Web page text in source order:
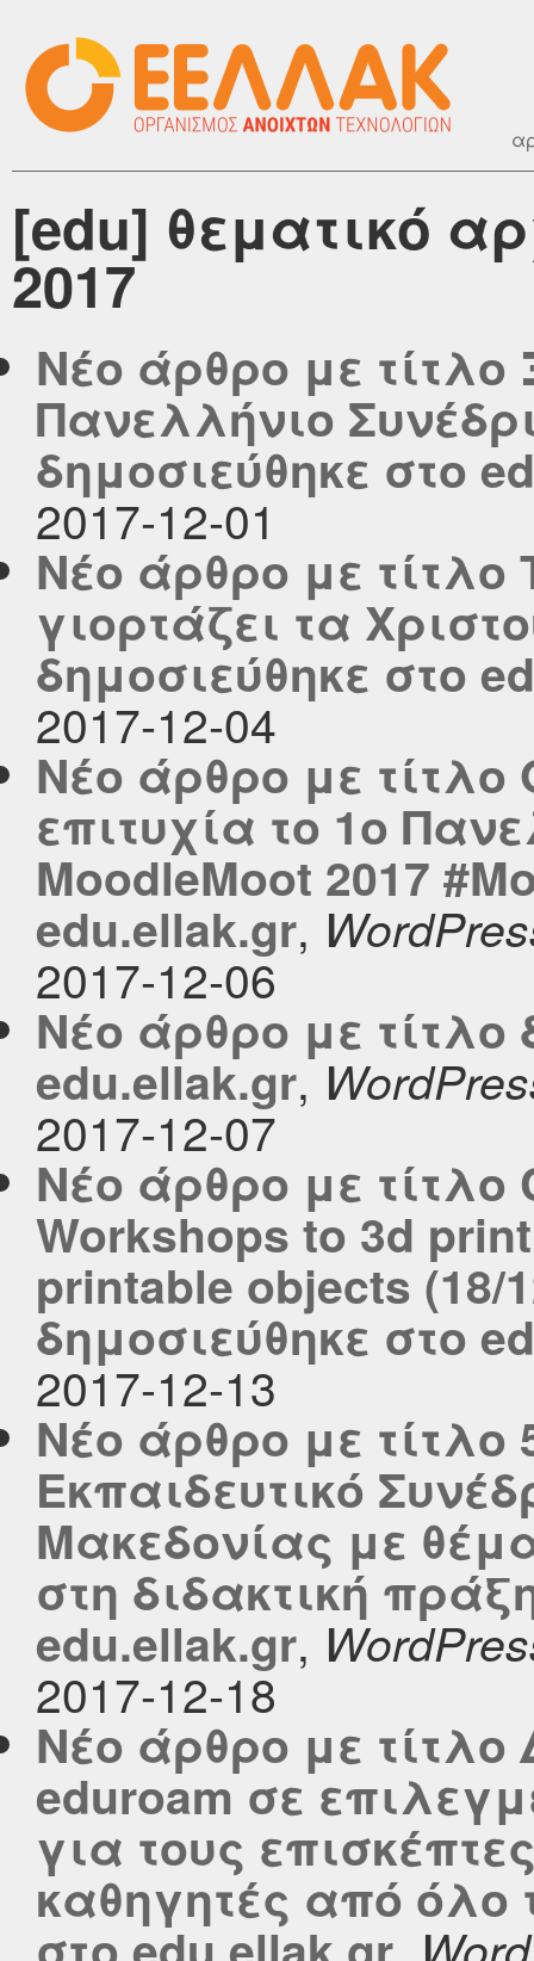
[edu] θεματικό
2017
Νέο άρθρο με τίτλο
Πανελλήνιο
δημοσιεύθηκε στο
2017-12-01
Νέο άρθρο με τίτλο
γιορτάζει τα
δημοσιεύθηκε στο
2017-12-04
Νέο άρθρο με
επιτυχία το 1ο
ΜοοdleMoot 2017
edu.ellak.gr,
2017-12-06
Νέο άρθρο με τίτλο
edu.ellak.gr,
2017-12-07
Νέο άρθρο με τίτλο
Workshops to 3d
printable objects (18/
δημοσιεύθηκε στο
2017-12-13
Νέο άρθρο με
Εκπαιδευτικό
Μακεδονίας με
στη διδακτική
edu.ellak.gr,
2017-12-18
Νέο άρθρο με
eduroam σε
για τους
καθηγητές από όλο